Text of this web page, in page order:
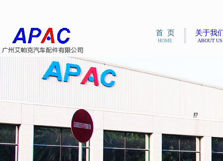
首 页
HOME
关于我
ABOUT US